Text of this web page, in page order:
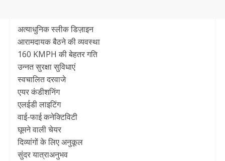
अत्याधुनिक स्लीक डिज़ाइन
आरामदायक बैठने की व्यवस्था
160 KMPH की‌ बेहतर गति
उन्नत सुरक्षा सुविधाएं
स्वचालित दरवाजे
एयर कंडीशनिंग
एलईडी लाइटिंग
वाई-फाई कनेक्टिविटी
घूमने वाली चेयर
दिव्यांगों के लिए अनुकूल
सुंदर यात्राअनुभव